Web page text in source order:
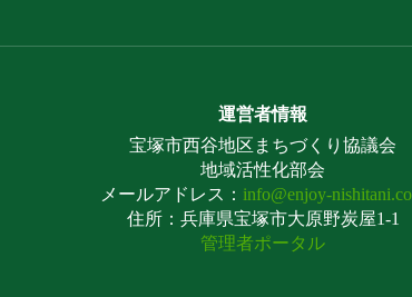
運営者情報
宝塚市西谷地区まちづくり協議会
地域活性化部会
メールアドレス： info@enjoy-
住所：兵庫県宝塚市大原野炭屋1-1
管理者ポータル